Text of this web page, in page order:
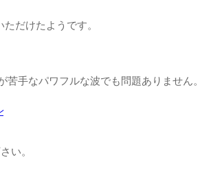
だけたようです。
手なパワフルな波でも問題ありません。
い。